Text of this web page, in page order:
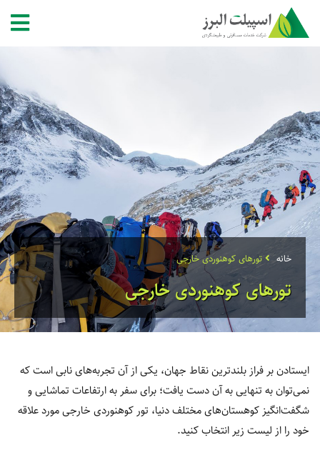
خانه تورهای کوهنوردی خارجی
تورهای کوهنوردی خارجی
ایستادن بر فراز بلندترین نقاط جهان، یکی از آن تجربه‌های نابی است که
نمی‌توان به تنهایی به آن دست یافت؛ برای سفر به ارتفاعات تماشایی و
شگفت‌انگیز کوهستان‌های مختلف دنیا، تور کوهنوردی خارجی مورد علاقه
خود را از لیست زیر انتخاب کنید.